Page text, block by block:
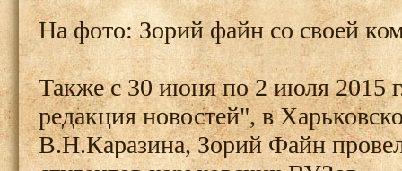
На фото: Зорий файн со своей
Также с 30 июня по 2 июля 2015
редакция новостей", в
В.Н.Каразина, Зорий Файн